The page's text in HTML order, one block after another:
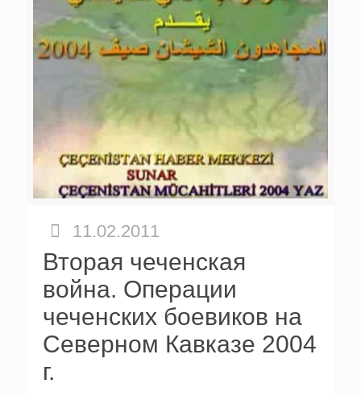
11.02.2011
Вторая чеченская
война. Операции
чеченских боевиков на
Северном Кавказе 2004
г.